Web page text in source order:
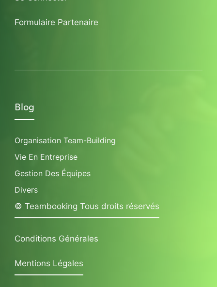
Formulaire Partenaire
Blog
Organisation Team-Building
Vie En Entreprise
Gestion Des Équipes
Divers
© Teambooking Tous droits réservés
Conditions Générales
Mentions Légales